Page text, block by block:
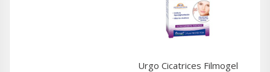
Urgo Cicatrices Filmogel